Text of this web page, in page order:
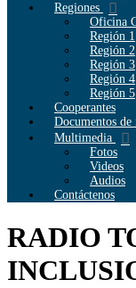
Regiones
Oficina
Región 1
Región 2
Región 3
Región 4
Región 5
Cooperantes
Documentos de
Multimedia
Fotos
Videos
Audios
Contáctenos
RADIO